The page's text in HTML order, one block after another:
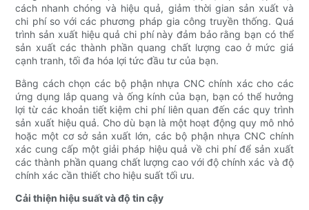
cách nhanh chóng và hiệu quả, giảm thời gian sản xuất và
chi phí so với các phương pháp gia công truyền thống. Quá
trình sản xuất hiệu quả chi phí này đảm bảo rằng bạn có thể
sản xuất các thành phần quang chất lượng cao ở mức giá
cạnh tranh, tối đa hóa lợi tức đầu tư của bạn.
Bằng cách chọn các bộ phận nhựa CNC chính xác cho các
ứng dụng lắp quang và ống kính của bạn, bạn có thể hưởng
lợi từ các khoản tiết kiệm chi phí liên quan đến các quy trình
sản xuất hiệu quả. Cho dù bạn là một hoạt động quy mô nhỏ
hoặc một cơ sở sản xuất lớn, các bộ phận nhựa CNC chính
xác cung cấp một giải pháp hiệu quả về chi phí để sản xuất
các thành phần quang chất lượng cao với độ chính xác và độ
chính xác cần thiết cho hiệu suất tối ưu.
Cải thiện hiệu suất và độ tin cậy